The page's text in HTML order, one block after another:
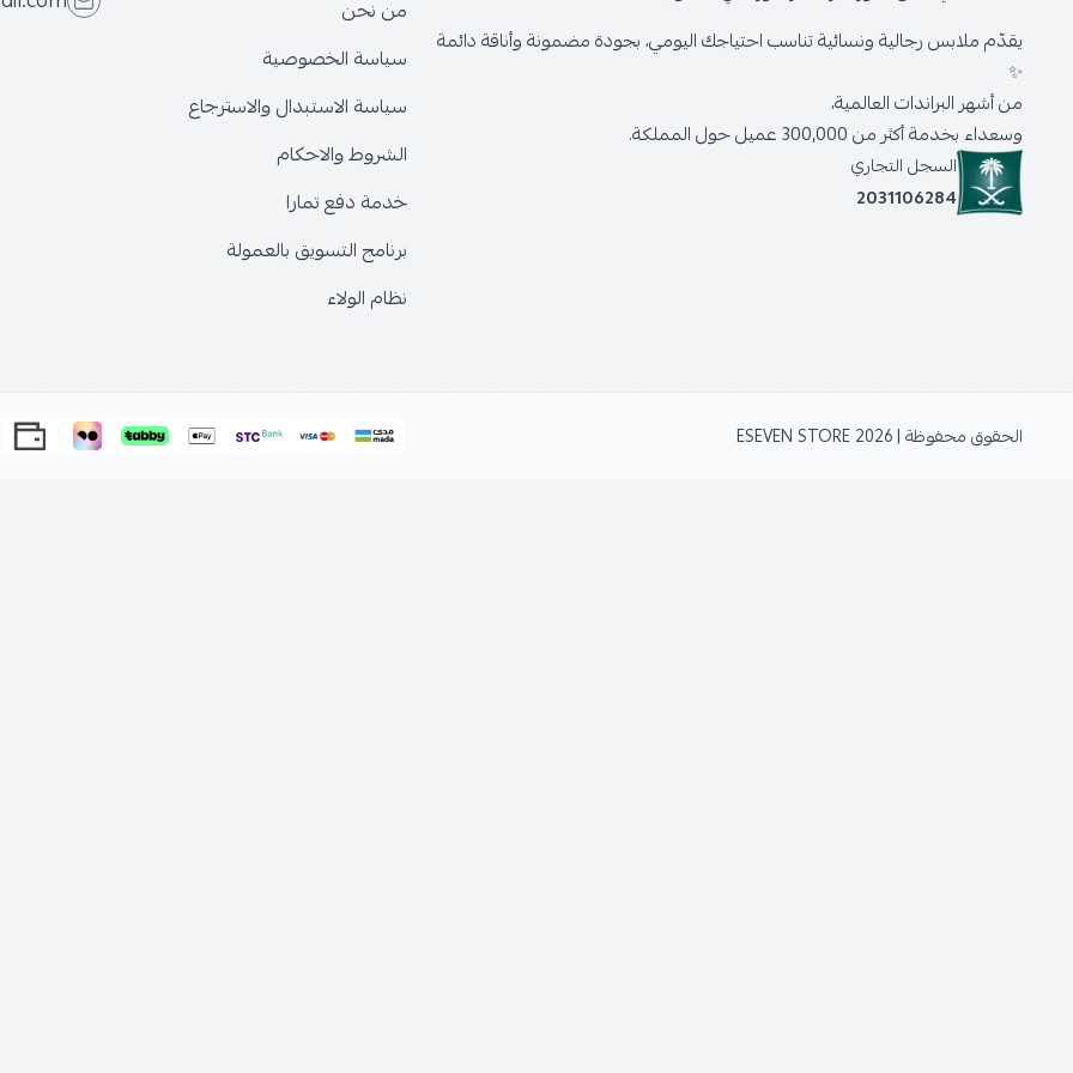
يقدّم ملابس رجالية ونسائية تناسب احتياجك اليومي، بجودة مضمونة وأناقة دائمة
✨
من أشهر البراندات العالمية،
وسعداء بخدمة أكثر من 300,000 عميل حول المملكة.
السجل التجاري
2031106284
من نحن
سياسة الخصوصية
سياسة الاستبدال والاسترجاع
الشروط والاحكام
خدمة دفع تمارا
برنامج التسويق بالعمولة
نظام الولاء
الحقوق محفوظة | 2026 ESEVEN STORE